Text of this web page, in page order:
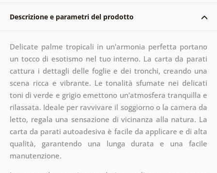
Descrizione e parametri del prodotto
Delicate palme tropicali in un'armonia perfetta portano
un tocco di esotismo nel tuo interno. La carta da parati
cattura i dettagli delle foglie e dei tronchi, creando una
scena ricca e vibrante. Le tonalità sfumate nei delicati
toni di verde e grigio emettono un'atmosfera tranquilla e
rilassata. Ideale per ravvivare il soggiorno o la camera da
letto, regala una sensazione di vicinanza alla natura. La
carta da parati autoadesiva è facile da applicare e di alta
qualità, garantendo una lunga durata e una facile
manutenzione.